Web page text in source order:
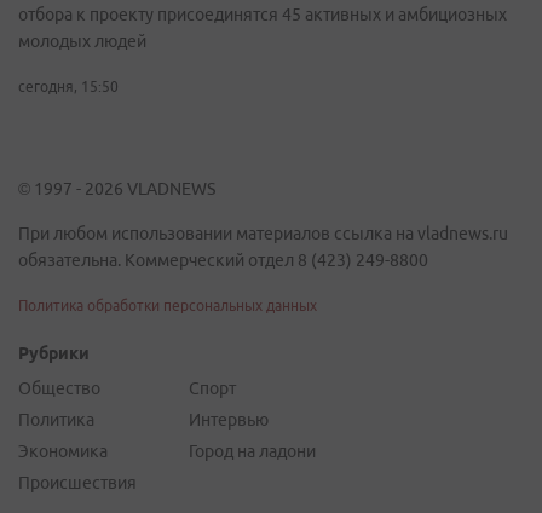
отбора к проекту присоединятся 45 активных и амбициозных
молодых людей
сегодня, 15:50
© 1997 - 2026 VLADNEWS
При любом использовании материалов ссылка на vladnews.ru
обязательна. Коммерческий отдел 8 (423) 249-8800
Политика обработки персональных данных
Рубрики
Общество
Политика
Экономика
Происшествия
Спорт
Интервью
Город на ладони